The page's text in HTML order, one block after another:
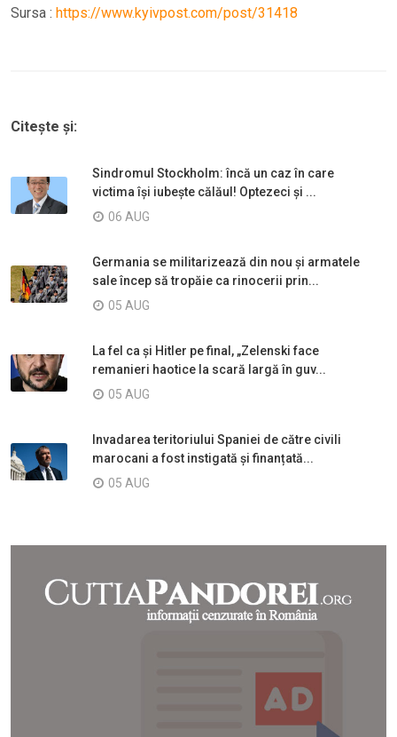
Sursa : https://www.kyivpost.com/post/31418
Citește și:
Sindromul Stockholm: încă un caz în care
victima își iubește călăul! Optezeci și ...
06 AUG
Germania se militarizează din nou și armatele
sale încep să tropăie ca rinocerii prin...
05 AUG
La fel ca și Hitler pe final, „Zelenski face
remanieri haotice la scară largă în guv...
05 AUG
Invadarea teritoriului Spaniei de către civili
marocani a fost instigată și finanțată...
05 AUG